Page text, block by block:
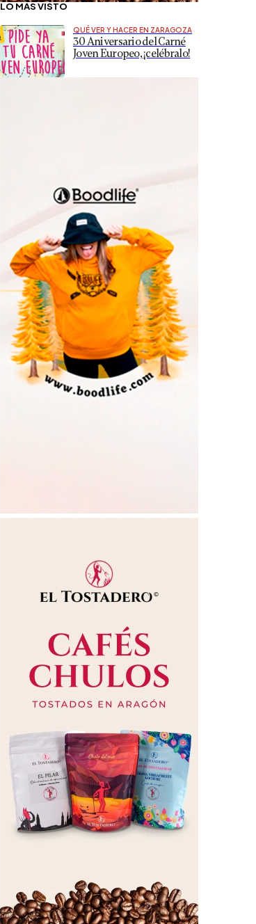
LO MÁS VISTO
QUÉ VER Y HACER EN ZARAGOZA
30 Aniversario del Carné
Joven Europeo, ¡celébralo!